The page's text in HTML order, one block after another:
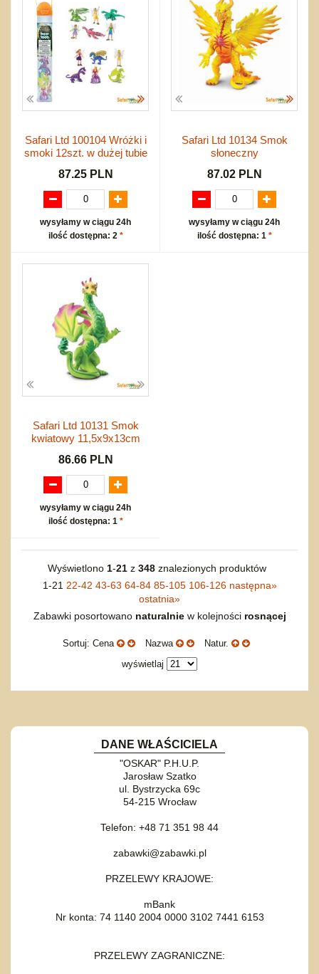
Safari Ltd 100104 Wróżki i
smoki 12szt. w dużej tubie
87.25 PLN
wysyłamy w ciągu 24h
ilość dostępna: 2 *
Safari Ltd 10134 Smok
słoneczny
87.02 PLN
wysyłamy w ciągu 24h
ilość dostępna: 1 *
Safari Ltd 10131 Smok
kwiatowy 11,5x9x13cm
86.66 PLN
wysyłamy w ciągu 24h
ilość dostępna: 1 *
Wyświetlono 1-21z 348znalezionych produktów
1-21 22-42 43-63 64-84 85-105 106-126 następna»
ostatnia»
Zabawki posortowano naturalniew kolejności rosnącej
Sortuj: Cena Nazwa
Natur.
wyświetlaj
DANE WŁAŚCICIELA
"OSKAR" P.H.U.P.
Jarosław Szatko
ul. Bystrzycka 69c
54-215 Wrocław
Telefon: +48 71 351 98 44
zabawki@zabawki.pl
PRZELEWY KRAJOWE:
mBank
Nr konta: 74 1140 2004 0000 3102 7441 6153
PRZELEWY ZAGRANICZNE: